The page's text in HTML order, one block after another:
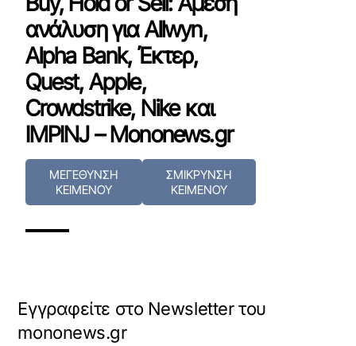
ανάλυση για Allwyn,
Alpha Bank, Έκτερ,
Quest, Apple,
Crowdstrike, Nike και
IMPINJ – Mononews.gr
ΜΕΓΕΘΥΝΣΗ
ΚΕΙΜΕΝΟΥ
ΣΜΙΚΡΥΝΣΗ
ΚΕΙΜΕΝΟΥ
Εγγραφείτε στο Newsletter του
mononews.gr